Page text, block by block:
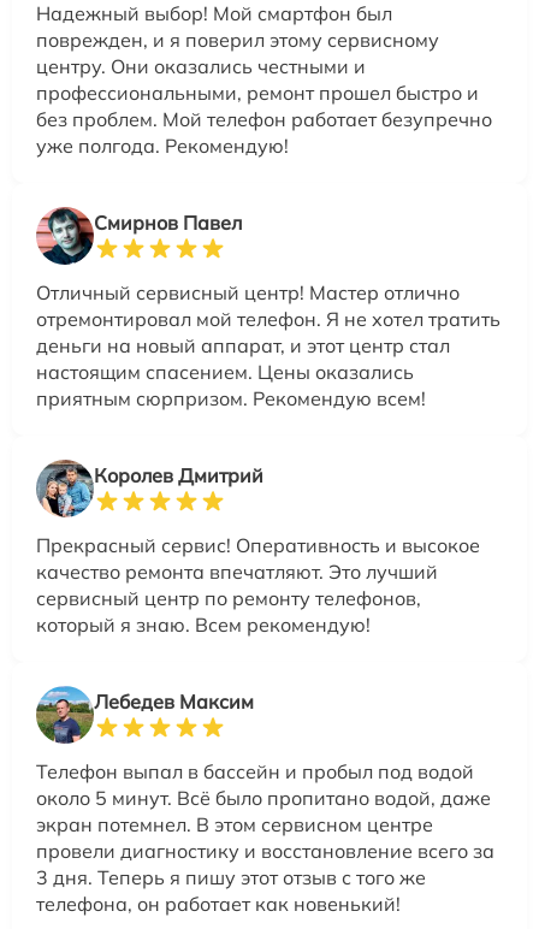
Надежный выбор! Мой смартфон был
поврежден, и я поверил этому сервисному
центру. Они оказались честными и
профессиональными, ремонт прошел быстро и
без проблем. Мой телефон работает безупречно
уже полгода. Рекомендую!
Смирнов Павел
Отличный сервисный центр! Мастер отлично
отремонтировал мой телефон. Я не хотел тратить
деньги на новый аппарат, и этот центр стал
настоящим спасением. Цены оказались
приятным сюрпризом. Рекомендую всем!
Королев Дмитрий
Прекрасный сервис! Оперативность и высокое
качество ремонта впечатляют. Это лучший
сервисный центр по ремонту телефонов,
который я знаю. Всем рекомендую!
Лебедев Максим
Телефон выпал в бассейн и пробыл под водой
около 5 минут. Всё было пропитано водой, даже
экран потемнел. В этом сервисном центре
провели диагностику и восстановление всего за
3 дня. Теперь я пишу этот отзыв с того же
телефона, он работает как новенький!